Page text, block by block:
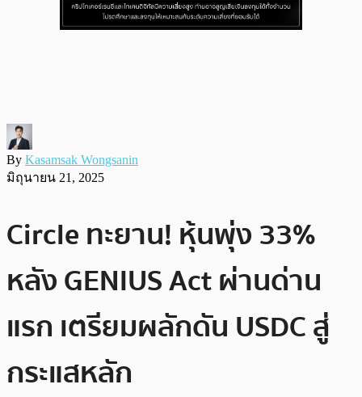
By Kasamsak Wongsanin
มิถุนายน 21, 2025
Circle ทะยาน! หุ้นพุ่ง 33%
หลัง GENIUS Act ผ่านด่าน
แรก เตรียมผลักดัน USDC สู่
กระแสหลัก